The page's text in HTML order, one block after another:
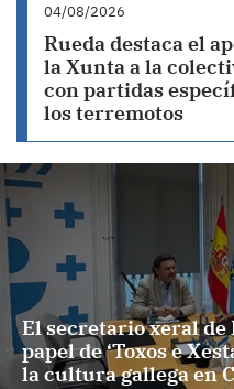
04/08/2026
Rueda destaca el
la Xunta a la
con partidas
los terremotos
El secretario xeral de
papel de ‘Toxos e
la cultura gallega en